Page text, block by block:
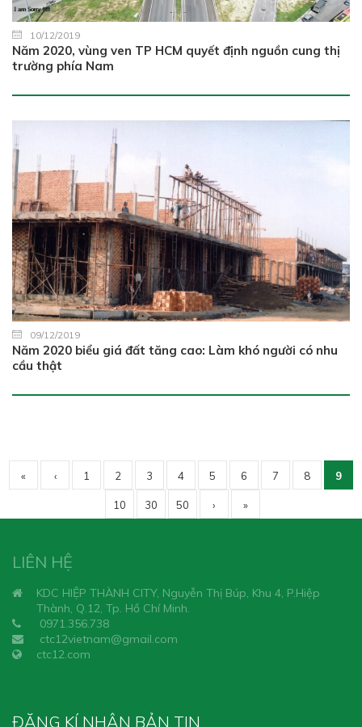
10/12/2019
Năm 2020, vùng ven TP HCM quyết định nguồn cung thị
trường phía Nam
09/12/2019
Năm 2020 biểu giá đất tăng cao: Làm khó người có nhu
cầu thật
« ‹ 1 2 3 4 5 6 7 8 9
10 30 50 › »
LIÊN HỆ
KDC HIỆP THÀNH CITY, Nguyễn Thị Búp, Khu 4, P.Hiệp
Thành, Q.12, Tp. Hồ Chí Minh.
0971.356.738
ctc12vietnam@gmail.com
ctc12.com
ĐĂNG KÍ NHẬN BẢN TIN